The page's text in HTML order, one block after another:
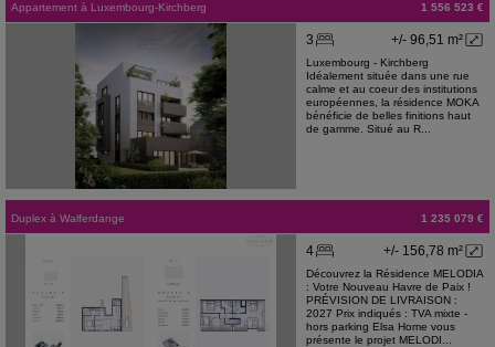
Appartement à Luxembourg-Kirchberg 1 556 523 €
+/- 96,51 m²
3
Luxembourg - Kirchberg
Idéalement située dans une rue
calme et au coeur des institutions
européennes, la résidence MOKA
bénéficie de belles finitions haut
de gamme. Situé au R...
Duplex à Walferdange 1 235 079 €
+/- 156,78 m²
4
Découvrez la Résidence MELODIA
: Votre Nouveau Havre de Paix !
PRÉVISION DE LIVRAISON :
2027 Prix indiqués : TVA mixte -
hors parking Elsa Home vous
présente le projet MELODI...